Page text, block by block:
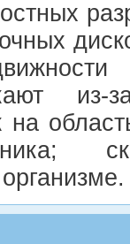
из-
на